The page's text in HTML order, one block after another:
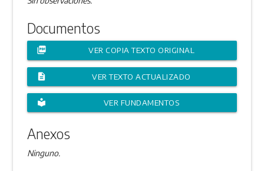
Documentos
picture_as_pdf VER COPIA TEXTO ORIGINAL
description VER TEXTO ACTUALIZADO
local_library VER FUNDAMENTOS
Anexos
Ninguno.